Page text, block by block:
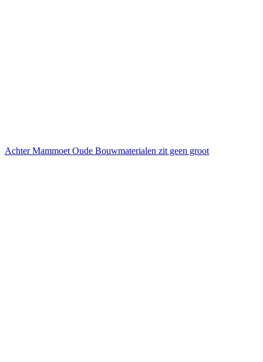
Achter Mammoet Oude Bouwmaterialen zit geen groot